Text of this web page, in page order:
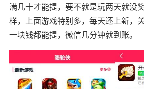
满几十才能提，要不就是玩两天就没
样，上面游戏特别多，每天还上新，
一块钱都能提，微信几分钟就到账。